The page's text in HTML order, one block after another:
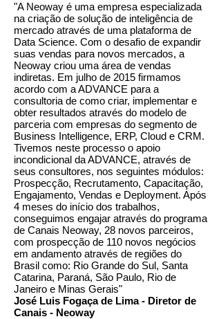
"A Neoway é uma empresa especializada
na criação de solução de inteligência de
mercado através de uma plataforma de
Data Science. Com o desafio de expandir
suas vendas para novos mercados, a
Neoway criou uma área de vendas
indiretas. Em julho de 2015 firmamos
acordo com a ADVANCE para a
consultoria de como criar, implementar e
obter resultados através do modelo de
parceria com empresas do segmento de
Business Intelligence, ERP, Cloud e CRM.
Tivemos neste processo o apoio
incondicional da ADVANCE, através de
seus consultores, nos seguintes módulos:
Prospecção, Recrutamento, Capacitação,
Engajamento, Vendas e Deployment. Após
4 meses do início dos trabalhos,
conseguimos engajar através do programa
de Canais Neoway, 28 novos parceiros,
com prospecção de 110 novos negócios
em andamento através de regiões do
Brasil como: Rio Grande do Sul, Santa
Catarina, Paraná, São Paulo, Rio de
Janeiro e Minas Gerais"
José Luis Fogaça de Lima - Diretor de
Canais - Neoway